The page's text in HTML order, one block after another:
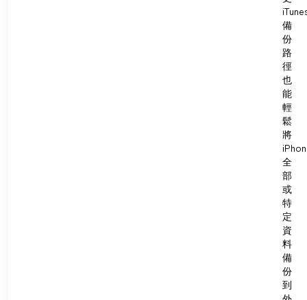
備
份
路
徑
也
能
輕
鬆
將
全
部
或
特
定
資
料
備
份
到